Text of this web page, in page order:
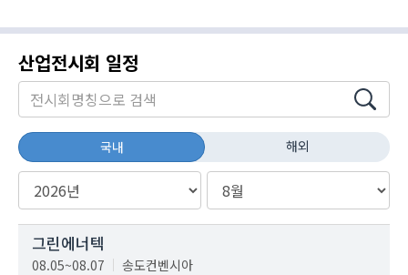
산업전시회 일정
국내 해외
그린에너텍
08.05~08.07 송도컨벤시아